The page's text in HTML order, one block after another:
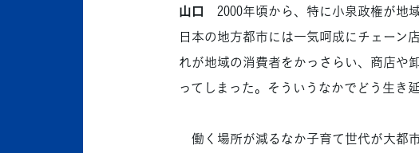
山口 2000年頃から、特に小泉政権が地
日本の地方都市には一気呵成にチェーン
れが地域の消費者をかっさらい、商店や
ってしまった。そういうなかでどう生き
働く場所が減るなか子育て世代が大都